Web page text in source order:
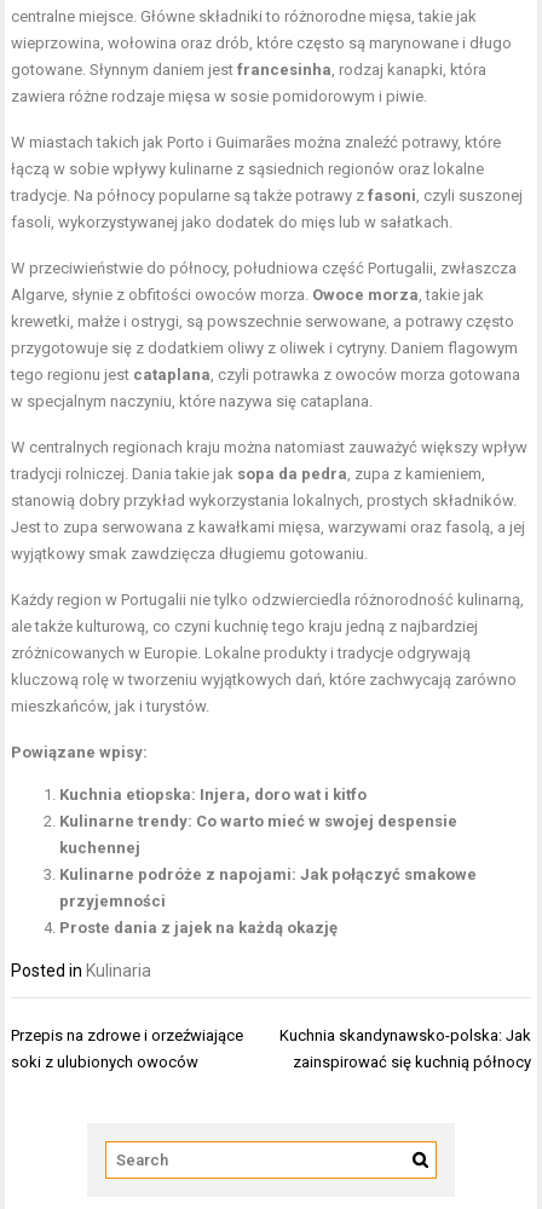
centralne miejsce. Główne składniki to różnorodne mięsa, takie jak
wieprzowina, wołowina oraz drób, które często są marynowane i długo
gotowane. Słynnym daniem jestfrancesinha, rodzaj kanapki, która
zawiera różne rodzaje mięsa w sosie pomidorowym i piwie.
W miastach takich jak Porto i Guimarães można znaleźć potrawy, które
łączą w sobie wpływy kulinarne z sąsiednich regionów oraz lokalne
tradycje. Na północy popularne są także potrawy zfasoni, czyli suszonej
fasoli, wykorzystywanej jako dodatek do mięs lub w sałatkach.
W przeciwieństwie do północy, południowa część Portugalii, zwłaszcza
Algarve, słynie z obfitości owoców morza. Owoce morza, takie jak
krewetki, małże i ostrygi, są powszechnie serwowane, a potrawy często
przygotowuje się z dodatkiem oliwy z oliwek i cytryny. Daniem flagowym
tego regionu jest cataplana, czyli potrawka z owoców morza gotowana
w specjalnym naczyniu, które nazywa się cataplana.
W centralnych regionach kraju można natomiast zauważyć większy wpływ
tradycji rolniczej. Dania takie jak sopa da pedra, zupa z kamieniem,
stanowią dobry przykład wykorzystania lokalnych, prostych składników.
Jest to zupa serwowana z kawałkami mięsa, warzywami oraz fasolą, a jej
wyjątkowy smak zawdzięcza długiemu gotowaniu.
Każdy region w Portugalii nie tylko odzwierciedla różnorodność kulinarną,
ale także kulturową, co czyni kuchnię tego kraju jedną z najbardziej
zróżnicowanych w Europie. Lokalne produkty i tradycje odgrywają
kluczową rolę w tworzeniu wyjątkowych dań, które zachwycają zarówno
mieszkańców, jak i turystów.
Powiązane wpisy:
Kuchnia etiopska: Injera, doro wat i kitfo
Kulinarne trendy: Co warto mieć w swojej despensie
kuchennej
Kulinarne podróże z napojami: Jak połączyć smakowe
przyjemności
Proste dania z jajek na każdą okazję
Posted in Kulinaria
Nawigacja
wpisu
Przepis na zdrowe i orzeźwiające
soki z ulubionych owoców
Kuchnia skandynawsko-polska: Jak
zainspirować się kuchnią północy